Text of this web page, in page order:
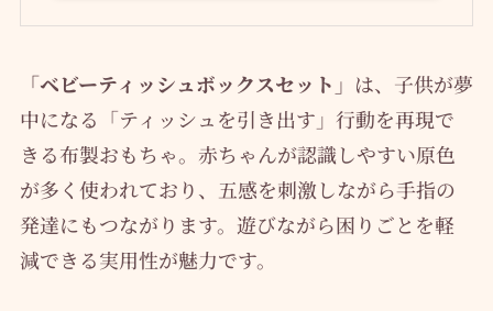
「ベビーティッシュボックスセット」 は、子供が夢
中になる「ティッシュを引き出す」行動を再現で
きる布製おもちゃ。赤ちゃんが認識しやすい原色
が多く使われており、五感を刺激しながら手指の
発達にもつながります。遊びながら困りごとを軽
減できる実用性が魅力です。